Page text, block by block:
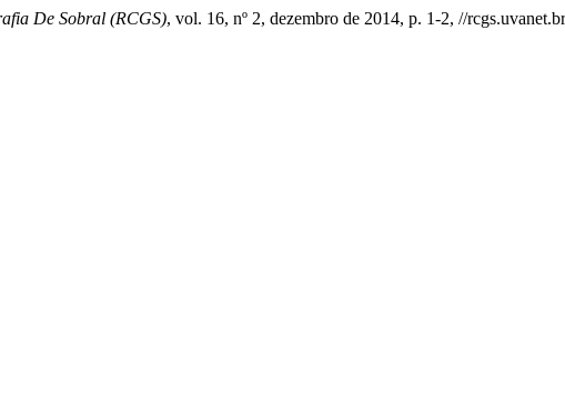
De Sobral (RCGS), vol. 16, nº 2, dezembro de 2014, p. 1-2, //